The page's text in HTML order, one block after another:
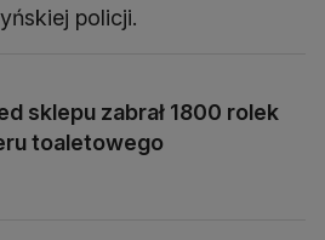
policji.
sklepu zabrał 1800 rolek
toaletowego